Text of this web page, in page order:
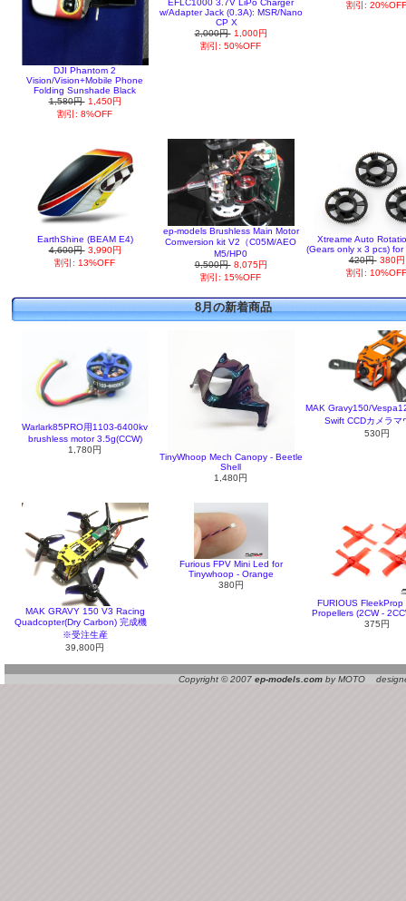
DJI Phantom 2
Vision/Vision+Mobile Phone
Folding Sunshade Black
1,580円 1,450円
割引: 8%OFF
EFLC1000 3.7V LiPo Charger
w/Adapter Jack (0.3A): MSR/Nano
CP X
2,000円 1,000円
割引: 50%OFF
割引:
EarthShine (BEAM E4)
4,600円 3,990円
割引: 13%OFF
ep-models Brushless Main Motor
Comversion kit V2（C05M/AEO
M5/HP0
9,500円 8,075円
割引: 15%OFF
Xtreame Auto
(Gears only x 3 pcs) for
420円 380円
割引:
8月の新着商品
Warlark85PRO用1103-6400kv
brushless motor 3.5g(CCW)
1,780円
TinyWhoop Mech Canopy - Beetle
Shell
1,480円
MAK Gravy150/
Swift CCDカメラマ
530円
MAK GRAVY 150 V3 Racing
Quadcopter(Dry Carbon) 完成機
※受注生産
39,800円
Furious FPV Mini Led for
Tinywhoop - Orange
380円
FURIOUS
Propellers (2CW -
375円
Copyright © 2007 ep-models.com by MOTO